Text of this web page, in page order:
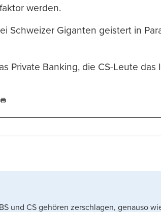
werden.
Schweizer Giganten geistert in
Private Banking, die CS-Leute das
drucken
und CS gehören zerschlagen, genauso